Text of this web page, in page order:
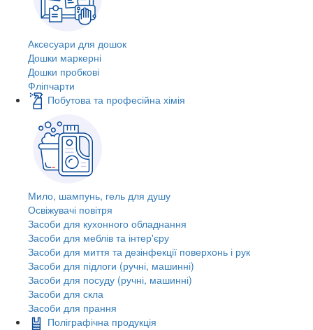
Аксесуари для дошок
Дошки маркерні
Дошки пробкові
Фліпчарти
Побутова та професійна хімія
Мило, шампунь, гель для душу
Освіжувачі повітря
Засоби для кухонного обладнання
Засоби для меблів та інтер'єру
Засоби для миття та дезінфекції поверхонь і рук
Засоби для підлоги (ручні, машинні)
Засоби для посуду (ручні, машинні)
Засоби для скла
Засоби для прання
Поліграфічна продукція